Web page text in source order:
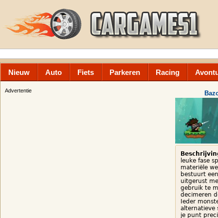
Nieuw Auto Fiets Parkeren Racing
Advertentie
leuke fase
materiële
bestuurt
uitgerust
gebruik te
decimeren
Ieder
alternatieve
je punt